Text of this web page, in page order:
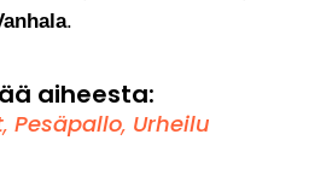
.
aiheesta:
,Pesäpallo, Urheilu